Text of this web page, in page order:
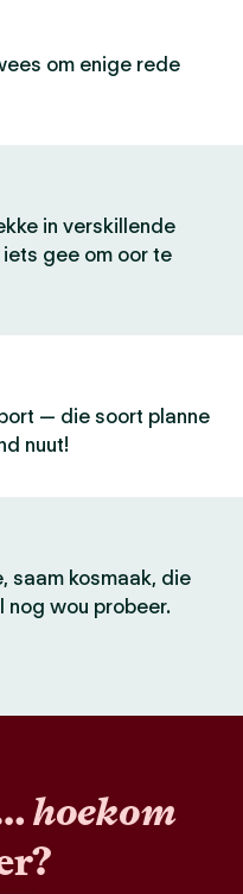
om enige rede
in verskillende
gee om oor te
— die soort planne
nuut!
saam kosmaak, die
nog wou probeer.
hoekom